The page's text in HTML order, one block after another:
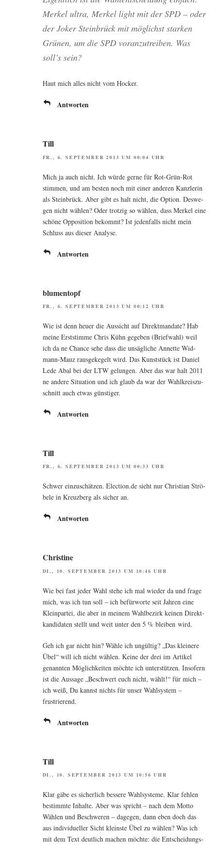
Mer­kel ultra, Mer­kel light mit der SPD – oder
der Joker Stein­brück mit mög­lichst star­ken
Grü­nen, um die SPD vor­an­zu­trei­ben. Was
soll’s sein?
Haut mich alles nicht vom Hocker.
Antworten
Till
FR., 6. SEPTEMBER 2013 UM 00:04 UHR
Mich ja auch nicht. Ich wür­de ger­ne für Rot-Grün-Rot
stim­men, und am bes­ten noch mit einer ande­ren Kanz­le­rin
als Stein­brück. Aber gibt es halt nicht, die Opti­on. Des­we­
gen nicht wäh­len? Oder trot­zig so wäh­len, dass Mer­kel eine
schö­ne Oppo­si­ti­on bekommt? Ist jeden­falls nicht mein
Schluss aus die­ser Analyse.
Antworten
blumentopf
FR., 6. SEPTEMBER 2013 UM 00:12 UHR
Wie ist denn heu­er die Aus­sicht auf Direkt­man­da­te? Hab
mei­ne Erst­stim­me Chris Kühn gege­ben (Brief­wahl) weil
ich da ne Chan­ce sehe dass die unsäg­li­che Annet­te Wid­
mann-Mauz raus­ge­ke­gelt wird. Das Kunst­stück ist Dani­el
Lede Abal bei der LTW gelun­gen. Aber das war halt 2011
ne ande­re Situa­ti­on und ich glaub da war der Wahl­kreis­zu­
schnitt auch etwas günstiger.
Antworten
Till
FR., 6. SEPTEMBER 2013 UM 00:33 UHR
Schwer ein­zu­schät­zen. Election.de sieht nur Chris­ti­an Strö­
be­le in Kreuz­berg als sicher an.
Antworten
Christine
DI., 10. SEPTEMBER 2013 UM 10:46 UHR
Wie bei fast jeder Wahl ste­he ich mal wie­der da und fra­ge
mich, was ich tun soll – ich befür­wor­te seit Jah­ren eine
Klein­par­tei, die aber in mei­nem Wahl­be­zirk kei­nen Direkt­
kan­di­da­ten stellt und weit unter den 5 % blei­ben wird.
Geh ich gar nicht hin? Wäh­le ich ungül­tig? „Das klei­ne­re
Übel“ will ich nicht wäh­len. Kei­ne der drei im Arti­kel
genann­ten Mög­lich­kei­ten möch­te ich unter­stüt­zen. Inso­fern
ist die Aus­sa­ge „Beschwert euch nicht, wählt!“ für mich –
ich weiß, Du kannst nichts für unser Wahl­sys­tem –
frustrierend.
Antworten
Till
DI., 10. SEPTEMBER 2013 UM 10:56 UHR
Klar gäbe es sicher­lich bes­se­re Wahl­sys­te­me. Klar feh­len
bestimm­te Inhal­te. Aber was spricht – nach dem Mot­to
Wäh­len und Beschwe­ren – dage­gen, dann eben doch das
aus indi­vi­du­el­ler Sicht kleins­te Übel zu wäh­len? Was ich
mit dem Text deut­lich machen möch­te: die Ent­schei­dungs­